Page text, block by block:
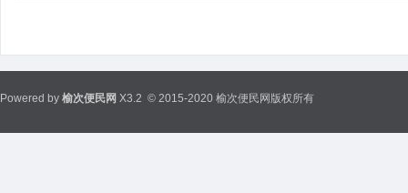
Powered by 榆次便民网 X3.2 © 2015-2020 榆次便民网版权所有